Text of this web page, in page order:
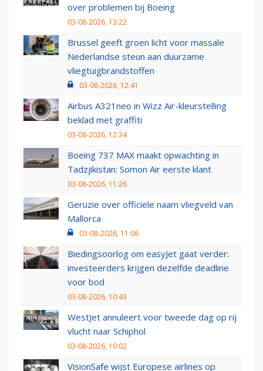
over problemen bij Boeing
03-08-2026, 13:22
Brussel geeft groen licht voor massale
Nederlandse steun aan duurzame
vliegtuigbrandstoffen
03-08-2026, 12:41
Airbus A321neo in Wizz Air-kleurstelling
beklad met graffiti
03-08-2026, 12:34
Boeing 737 MAX maakt opwachting in
Tadzjikistan: Somon Air eerste klant
03-08-2026, 11:26
Geruzie over officiële naam vliegveld van
Mallorca
03-08-2026, 11:06
Biedingsoorlog om easyJet gaat verder:
investeerders krijgen dezelfde deadline
voor bod
03-08-2026, 10:43
WestJet annuleert voor tweede dag op rij
vlucht naar Schiphol
03-08-2026, 10:02
VisionSafe wijst Europese airlines op